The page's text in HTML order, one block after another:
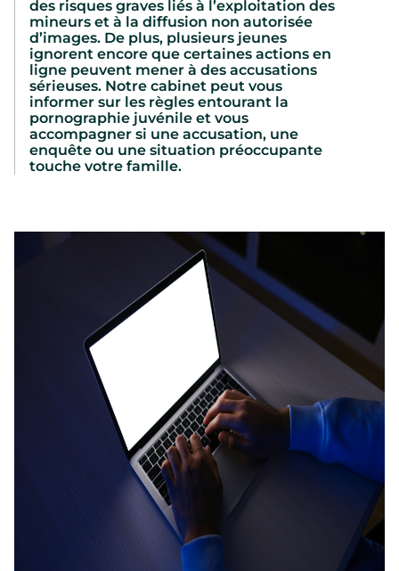
des risques graves liés à l’exploitation des
mineurs et à la diffusion non autorisée
d’images. De plus, plusieurs jeunes
ignorent encore que certaines actions en
ligne peuvent mener à des accusations
sérieuses. Notre cabinet peut vous
informer sur les règles entourant la
pornographie juvénile et vous
accompagner si une accusation, une
enquête ou une situation préoccupante
touche votre famille.